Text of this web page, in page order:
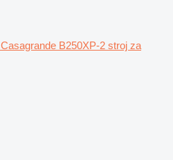
Casagrande B250XP-2 stroj za